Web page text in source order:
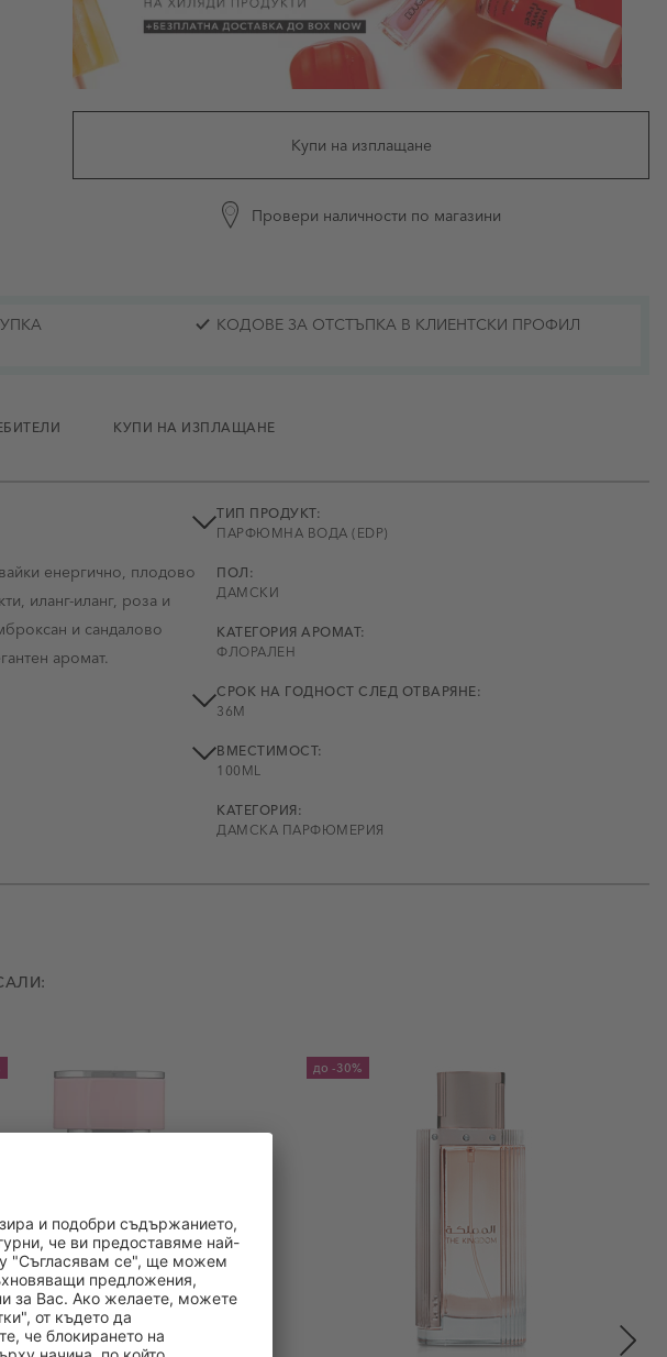
Купи на изплащане
Провери наличности по магазини
КОДОВЕ ЗА ОТСТЪПКА В КЛИЕНТСКИ ПРОФИЛ
КУПИ НА ИЗПЛАЩАНЕ
ТИП ПРОДУКТ:
ПАРФЮМНА ВОДА (EDP)
ПОЛ:
ДАМСКИ
КАТЕГОРИЯ АРОМАТ:
ФЛОРАЛЕН
СРОК НА ГОДНОСТ СЛЕД ОТВАРЯНЕ:
36M
ВМЕСТИМОСТ:
100ML
КАТЕГОРИЯ:
ДАМСКА ПАРФЮМЕРИЯ
енергично, плодово
иланг-иланг, роза и
и сандалово
аромат.
до -30%